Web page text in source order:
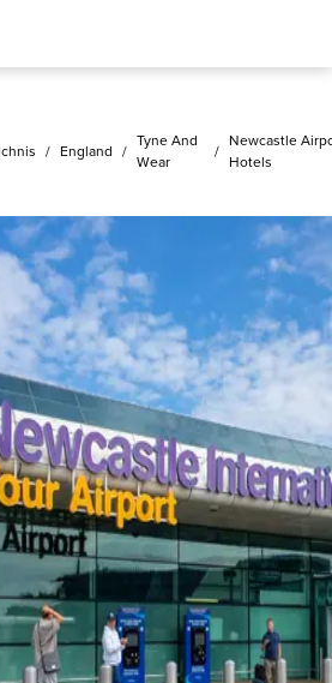
/ England /
Tyne And
Wear
/
Newcastle
Hotels